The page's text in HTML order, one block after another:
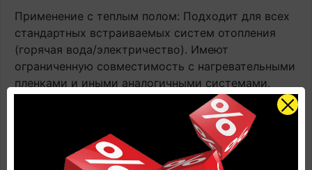
Применение с теплым полом: Подходит для всех
стандартных встраиваемых систем отопления
(горячая вода/электричество). Имеют
ограниченную совместимость с нагревательными
пленками и иными аналогичными системами,
располагающимися поверх чернового пола.
Контактная температура ≤ 27°C. ВАЖНО! При
эксплуатации напольного покрытия с системами
подогрева строго соблюдать инструкцию по
применению напольного покрытия. В противном